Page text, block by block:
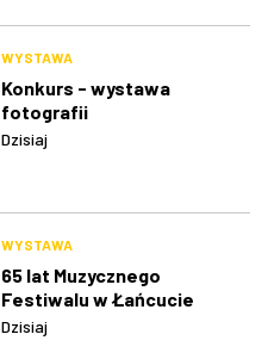
WYSTAWA
Konkurs - wystawa
fotografii
Dzisiaj
WYSTAWA
65 lat Muzycznego
Festiwalu w Łańcucie
Dzisiaj